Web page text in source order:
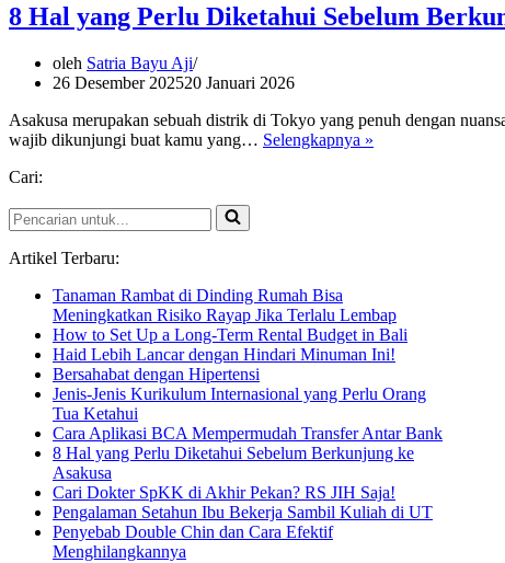
8 Hal yang Perlu Diketahui Sebelum
oleh Satria Bayu Aji
26 Desember 202520 Januari 2026
Asakusa merupakan sebuah distrik di Tokyo yang penuh dengan
wajib dikunjungi buat kamu yang… Selengkapnya »
Cari:
Pencarian
untuk...
Artikel Terbaru:
Tanaman Rambat di Dinding Rumah Bisa
Meningkatkan Risiko Rayap Jika Terlalu Lembap
How to Set Up a Long-Term Rental Budget in Bali
Haid Lebih Lancar dengan Hindari Minuman Ini!
Bersahabat dengan Hipertensi
Jenis-Jenis Kurikulum Internasional yang Perlu Orang
Tua Ketahui
Cara Aplikasi BCA Mempermudah Transfer Antar Bank
8 Hal yang Perlu Diketahui Sebelum Berkunjung ke
Asakusa
Cari Dokter SpKK di Akhir Pekan? RS JIH Saja!
Pengalaman Setahun Ibu Bekerja Sambil Kuliah di UT
Penyebab Double Chin dan Cara Efektif
Menghilangkannya